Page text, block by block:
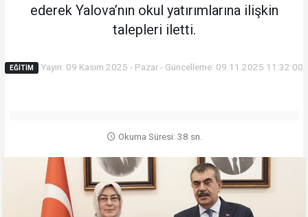
ederek Yalova’nın okul yatırımlarına ilişkin
talepleri iletti.
EĞITIM Yayın: 09 Kasım 2025 - Pazar - Güncelleme: 09.11.2025 11:32:00
Okuma Süresi: 38 sn.